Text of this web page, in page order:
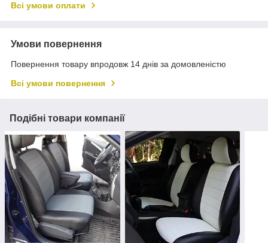
Всі умови оплати
Умови повернення
Повернення товару впродовж 14 днів за домовленістю
Всі умови повернення
Подібні товари компанії